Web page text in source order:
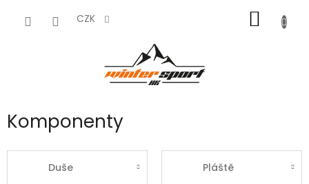
CZK
KOŠÍK
Komponenty
Duše Pláště